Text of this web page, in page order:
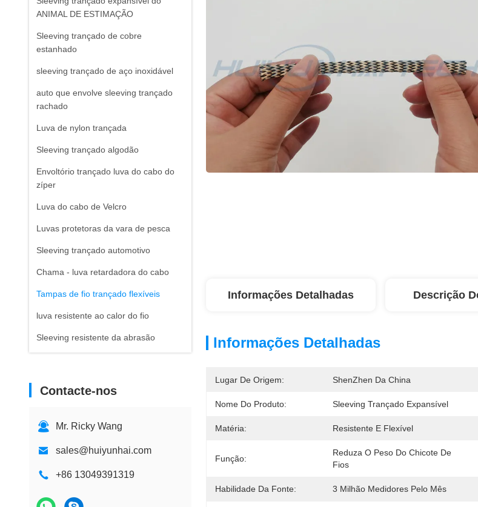
ANIMAL DE ESTIMAÇÃO
Sleeving trançado de cobre
estanhado
sleeving trançado de aço inoxidável
auto que envolve sleeving trançado
rachado
Luva de nylon trançada
Sleeving trançado algodão
Envoltório trançado luva do cabo do
zíper
Luva do cabo de Velcro
Luvas protetoras da vara de pesca
Sleeving trançado automotivo
Chama - luva retardadora do cabo
Tampas de fio trançado flexíveis
luva resistente ao calor do fio
Sleeving resistente da abrasão
Contacte-nos
Mr. Ricky Wang
sales@huiyunhai.com
+86 13049391319
Informações Detalhadas Descrição
Informações Detalhadas
Lugar De Origem: ShenZhen Da China
Nome Do Produto: Sleeving Trançado Expansível
Matéria: Resistente E Flexível
Função:
Reduza O Peso Do Chicote De
Fios
Habilidade Da Fonte: 3 Milhão Medidores Pelo Mês